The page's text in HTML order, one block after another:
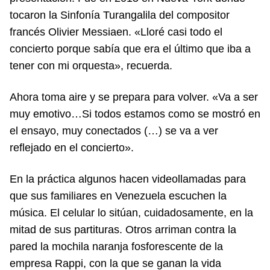
tocaron la Sinfonía Turangalila del compositor
francés Olivier Messiaen. «Lloré casi todo el
concierto porque sabía que era el último que iba a
tener con mi orquesta», recuerda.
Ahora toma aire y se prepara para volver. «Va a ser
muy emotivo…Si todos estamos como se mostró en
el ensayo, muy conectados (…) se va a ver
reflejado en el concierto».
En la práctica algunos hacen videollamadas para
que sus familiares en Venezuela escuchen la
música. El celular lo sitúan, cuidadosamente, en la
mitad de sus partituras. Otros arriman contra la
pared la mochila naranja fosforescente de la
empresa Rappi, con la que se ganan la vida